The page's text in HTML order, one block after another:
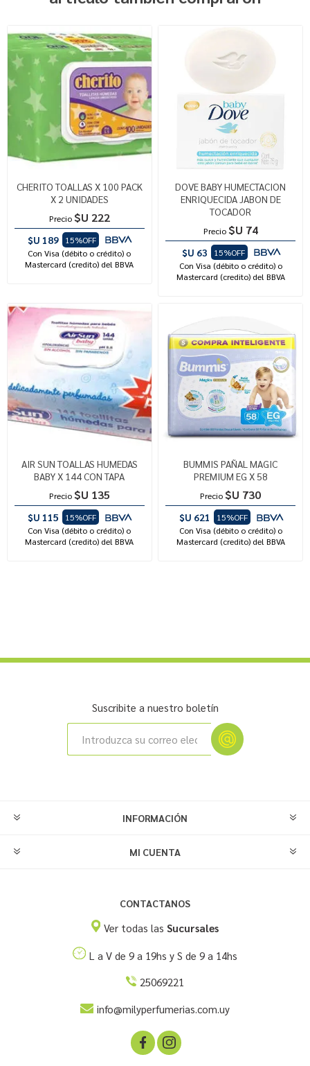
CHERITO TOALLAS X 100 PACK
X 2 UNIDADES
Precio $U 222
$U 189
15%OFF
Con Visa (débito o crédito) o
Mastercard (credito) del BBVA
DOVE BABY HUMECTACION
ENRIQUECIDA JABON DE
TOCADOR
Precio $U 74
$U 63
15%OFF
Con Visa (débito o crédito) o
Mastercard (credito) del BBVA
AIR SUN TOALLAS HUMEDAS
BABY X 144 CON TAPA
Precio $U 135
$U 115
15%OFF
Con Visa (débito o crédito) o
Mastercard (credito) del BBVA
BUMMIS PAÑAL MAGIC
PREMIUM EG X 58
Precio $U 730
$U 621
15%OFF
Con Visa (débito o crédito) o
Mastercard (credito) del BBVA
Suscribite a nuestro boletín
INFORMACIÓN
MI CUENTA
CONTACTANOS
Ver todas las Sucursales
L a V de 9 a 19hs y S de 9 a 14hs
25069221
info@milyperfumerias.com.uy